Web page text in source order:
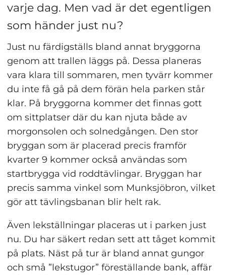
varje dag. Men vad är det egentligen
som händer just nu?
Just nu färdigställs bland annat bryggorna
genom att trallen läggs på. Dessa planeras
vara klara till sommaren, men tyvärr kommer
du inte få gå på dem förän hela parken står
klar. På bryggorna kommer det finnas gott
om sittplatser där du kan njuta både av
morgonsolen och solnedgången. Den stor
bryggan som är placerad precis framför
kvarter 9 kommer också användas som
startbrygga vid roddtävlingar. Bryggan har
precis samma vinkel som Munksjöbron, vilket
gör att tävlingsbanan blir helt rak.
Även lekställningar placeras ut i parken just
nu. Du har säkert redan sett att tåget kommit
på plats. Näst på tur är bland annat gungor
och små ”lekstugor” föreställande bank, affär